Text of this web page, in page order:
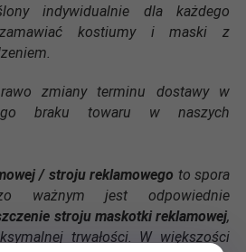
indywidualnie dla każdego
kostiumy i maski z
zmiany terminu dostawy w
braku towaru w naszych
/ stroju reklamowego to spora
ważnym jest odpowiednie
stroju maskotki reklamowej,
trwałości. W większości